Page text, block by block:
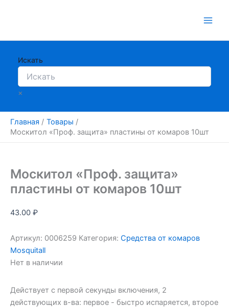
Искать
×
Главная
Товары
Москитол «Проф. защита» пластины от комаров 10шт
Москитол «Проф. защита»
пластины от комаров 10шт
43.00 ₽
Артикул: 0006259 Категория: Средства от комаров
Mosquitall
Нет в наличии
Действует с первой секунды включения, 2
действующих в-ва: первое - быстро испаряется, второе